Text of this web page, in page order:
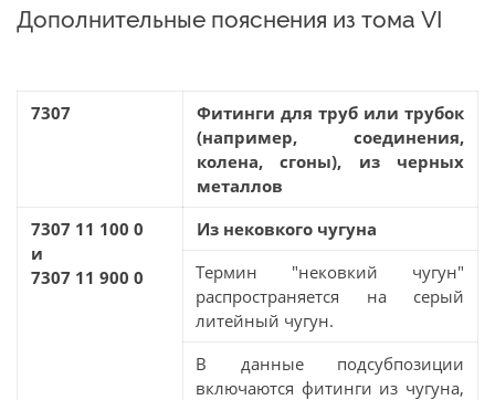
Дополнительные пояснения из тома VI
7307
Фитинги для труб или трубок
(например, соединения,
колена, сгоны), из черных
металлов
7307 11 100 0
и
7307 11 900 0
Из нековкого чугуна
Термин "нековкий чугун"
распространяется на серый
литейный чугун.
В данные подсубпозиции
включаются фитинги из чугуна,